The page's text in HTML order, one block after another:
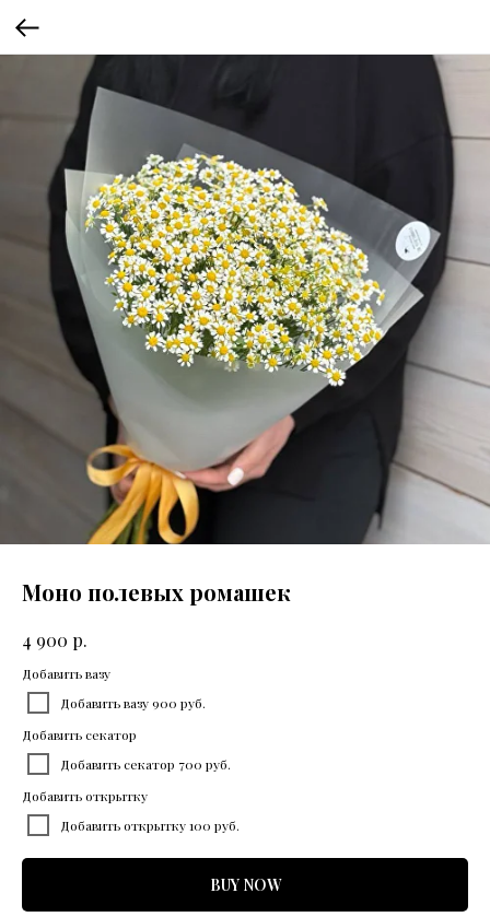
Моно полевых ромашек
4 900 р.
Добавить вазу
Добавить вазу 900 руб.
Добавить секатор
Добавить секатор 700 руб.
Добавить открытку
Добавить открытку 100 руб.
BUY NOW